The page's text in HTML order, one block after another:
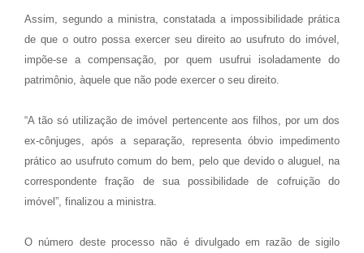
Assim, segundo a ministra, constatada a impossibilidade prática
de que o outro possa exercer seu direito ao usufruto do imóvel,
impõe-se a compensação, por quem usufrui isoladamente do
patrimônio, àquele que não pode exercer o seu direito.
“A tão só utilização de imóvel pertencente aos filhos, por um dos
ex-cônjuges, após a separação, representa óbvio impedimento
prático ao usufruto comum do bem, pelo que devido o aluguel, na
correspondente fração de sua possibilidade de cofruição do
imóvel”, finalizou a ministra.
O número deste processo não é divulgado em razão de sigilo